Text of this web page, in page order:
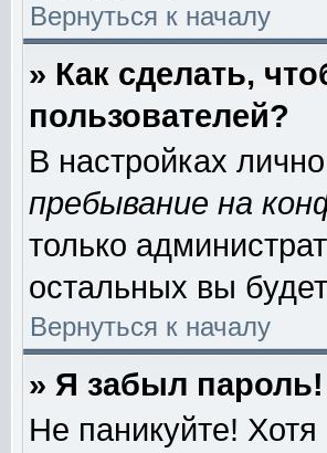
Вернуться к началу
» Как сделать,
пользователей?
В настройках
пребывание на
только
остальных вы
Вернуться к началу
» Я забыл пароль!
Не паникуйте!